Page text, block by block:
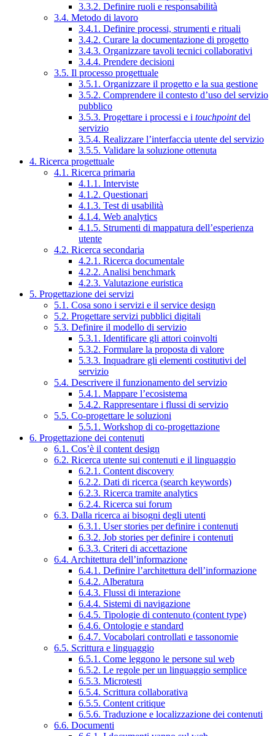
3.3.2. Definire ruoli e responsabilità
3.4. Metodo di lavoro
3.4.1. Definire processi, strumenti e rituali
3.4.2. Curare la documentazione di progetto
3.4.3. Organizzare tavoli tecnici collaborativi
3.4.4. Prendere decisioni
3.5. Il processo progettuale
3.5.1. Organizzare il progetto e la sua gestione
3.5.2. Comprendere il contesto d’uso del servizio
pubblico
3.5.3. Progettare i processi e i touchpointdel
servizio
3.5.4. Realizzare l’interfaccia utente del servizio
3.5.5. Validare la soluzione ottenuta
4. Ricerca progettuale
4.1. Ricerca primaria
4.1.1. Interviste
4.1.2. Questionari
4.1.3. Test di usabilità
4.1.4. Web analytics
4.1.5. Strumenti di mappatura dell’esperienza
utente
4.2. Ricerca secondaria
4.2.1. Ricerca documentale
4.2.2. Analisi benchmark
4.2.3. Valutazione euristica
5. Progettazione dei servizi
5.1. Cosa sono i servizi e il service design
5.2. Progettare servizi pubblici digitali
5.3. Definire il modello di servizio
5.3.1. Identificare gli attori coinvolti
5.3.2. Formulare la proposta di valore
5.3.3. Inquadrare gli elementi costitutivi del
servizio
5.4. Descrivere il funzionamento del servizio
5.4.1. Mappare l’ecosistema
5.4.2. Rappresentare i flussi di servizio
5.5. Co-progettare le soluzioni
5.5.1. Workshop di co-progettazione
6. Progettazione dei contenuti
6.1. Cos’è il content design
6.2. Ricerca utente sui contenuti e il linguaggio
6.2.1. Content discovery
6.2.2. Dati di ricerca (search keywords)
6.2.3. Ricerca tramite analytics
6.2.4. Ricerca sui forum
6.3. Dalla ricerca ai bisogni degli utenti
6.3.1. User stories per definire i contenuti
6.3.2. Job stories per definire i contenuti
6.3.3. Criteri di accettazione
6.4. Architettura dell’informazione
6.4.1. Definire l’architettura dell’informazione
6.4.2. Alberatura
6.4.3. Flussi di interazione
6.4.4. Sistemi di navigazione
6.4.5. Tipologie di contenuto (content type)
6.4.6. Ontologie e standard
6.4.7. Vocabolari controllati e tassonomie
6.5. Scrittura e linguaggio
6.5.1. Come leggono le persone sul web
6.5.2. Le regole per un linguaggio semplice
6.5.3. Microtesti
6.5.4. Scrittura collaborativa
6.5.5. Content critique
6.5.6. Traduzione e localizzazione dei contenuti
6.6. Documenti